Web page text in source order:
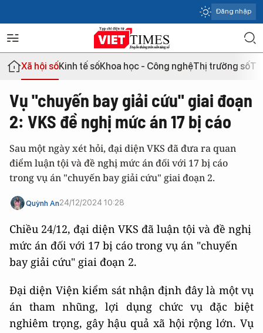
Đăng nhập
Xã hội sốKinh tế sốKhoa học - Công nghệThị trường số
Vụ "chuyến bay giải cứu" giai đoạn
2: VKS đề nghị mức án 17 bị cáo
Sau một ngày xét hỏi, đại diện VKS đã đưa ra quan
điểm luận tội và đề nghị mức án đối với 17 bị cáo
trong vụ án "chuyến bay giải cứu" giai đoạn 2.
Quỳnh An24/12/2024 10:28
Chiều 24/12, đại diện VKS đã luận tội và đề nghị
mức án đối với 17 bị cáo trong vụ án "chuyến
bay giải cứu" giai đoạn 2.
Đại diện Viện kiểm sát nhận định đây là một vụ
án tham nhũng, lợi dụng chức vụ đặc biệt
nghiêm trọng, gây hậu quả xã hội rộng lớn. Vụ